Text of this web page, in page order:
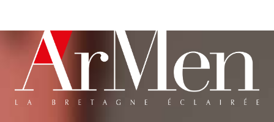
plusieurs
variations.
Les
options
peuvent